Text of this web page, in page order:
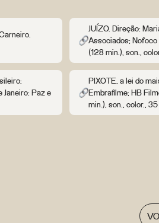
JUÍZO. Direção:
Associados;
(128 min.), son.,
Janeiro: Paz e
PIXOTE, a lei do
Embrafilme; HB
min.), son., color.,